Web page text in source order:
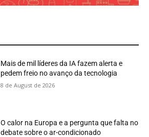
Mais de mil líderes da IA fazem alerta e
pedem freio no avanço da tecnologia
8 de August de 2026
O calor na Europa e a pergunta que falta no
debate sobre o ar-condicionado